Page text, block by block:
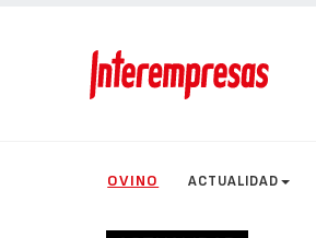
OVINO ACTUALIDAD